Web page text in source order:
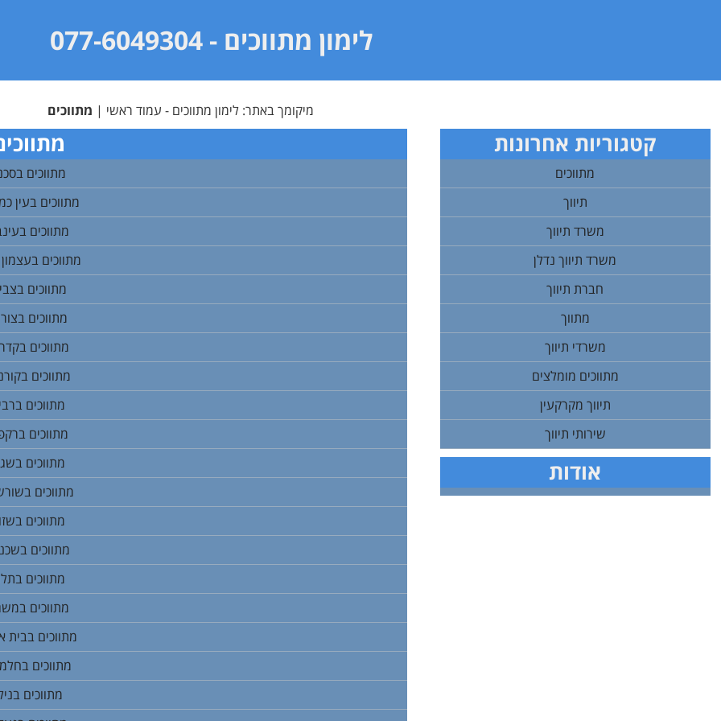
לימון מתווכים - 077-6049304
מיקומך באתר:לימון מתווכים - עמוד ראשי | מתווכים
מתווכים
מתווכים בעין
מתווכים
מתווכים
מתווכים
מתווכים
מתווכים
מתווכים
מתווכים
מתווכים
מתווכים
מתווכים
מתווכים
מתווכים
מתווכים
מתווכים
מתווכים בבית
מתווכים
מתווכים
קטגוריות אחרונות
מתווכים
תיווך
משרד תיווך
משרד תיווך נדלן
חברת תיווך
מתווך
משרדי תיווך
מתווכים מומלצים
תיווך מקרקעין
שירותי תיווך
אודות